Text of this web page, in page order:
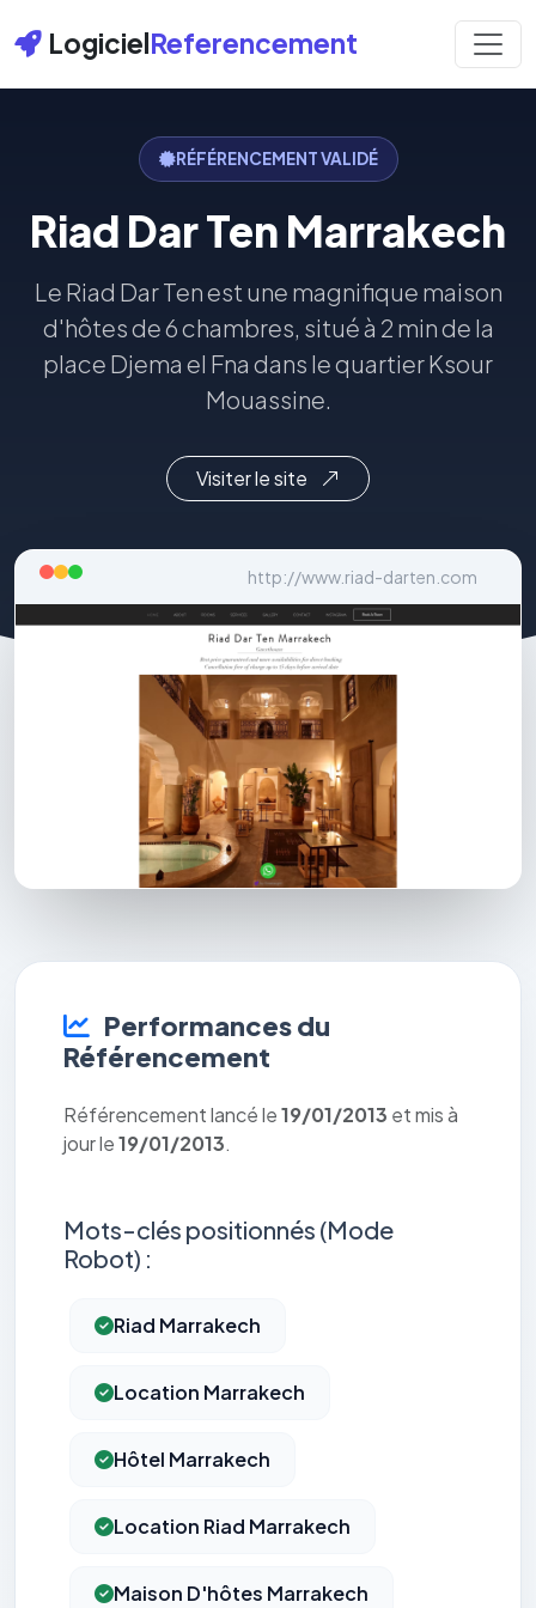
LogicielReferencement
RÉFÉRENCEMENT VALIDÉ
Riad Dar Ten Marrakech
Le Riad Dar Ten est une magnifique maison
d'hôtes de 6 chambres, situé à 2 min de la
place Djema el Fna dans le quartier Ksour
Mouassine.
Visiter le site
http://www.riad-darten.com
Performances du
Référencement
Référencement lancé le19/01/2013 et mis à
jour le19/01/2013.
Mots-clés positionnés (Mode
Robot) :
Riad Marrakech
Location Marrakech
Hôtel Marrakech
Location Riad Marrakech
Maison D'hôtes Marrakech